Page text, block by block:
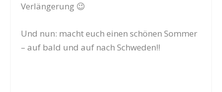
Verlängerung 😉
Und nun: macht euch einen schönen Sommer
– auf bald und auf nach Schweden!!